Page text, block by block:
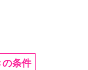
の条件